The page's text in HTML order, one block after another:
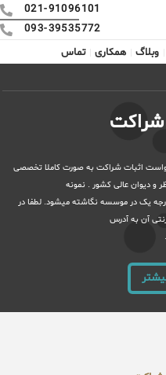
021-91096101
093-39535772
وبلاگ همکاری
تماس
شراکت
اثبات شراکت به صورت کاملا تخصصی
و دیوان عالی کشور . نمونه
یک در موسسه نگاشته میشود. لطفا در
آن به آدرس